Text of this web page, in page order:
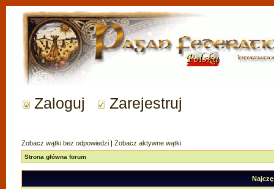
Zaloguj Zarejestruj
Zobacz wątki bez odpowiedzi | Zobacz aktywne wątki
Strona główna forum